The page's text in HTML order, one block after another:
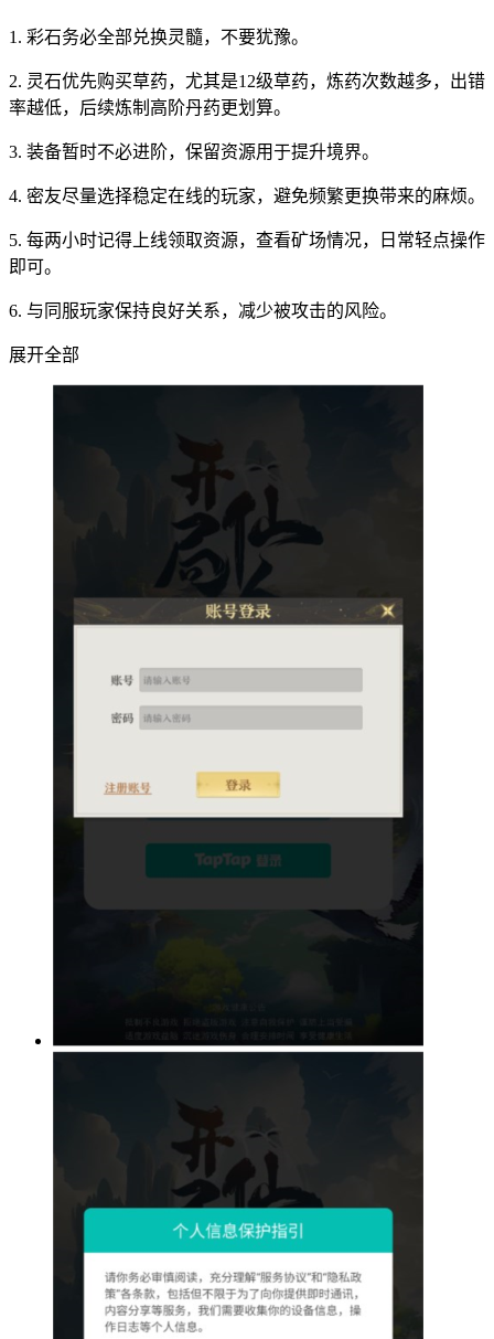
1. 彩石务必全部兑换灵髓，不要犹豫。
2. 灵石优先购买草药，尤其是12级草药，炼药次数越多，出错
率越低，后续炼制高阶丹药更划算。
3. 装备暂时不必进阶，保留资源用于提升境界。
4. 密友尽量选择稳定在线的玩家，避免频繁更换带来的麻烦。
5. 每两小时记得上线领取资源，查看矿场情况，日常轻点操作
即可。
6. 与同服玩家保持良好关系，减少被攻击的风险。
展开全部